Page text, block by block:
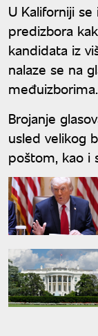
U Kaliforniji
predizbora
kandidata iz
nalaze se na
međuizborima.
Brojanje
usled velikog
poštom, kao i